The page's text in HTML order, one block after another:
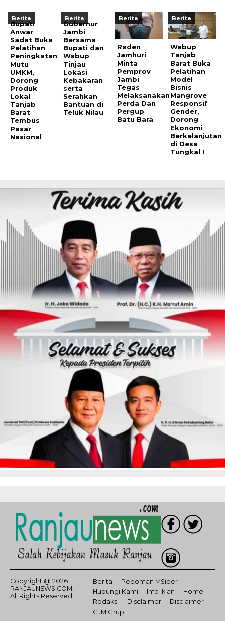
Berita
Bupati
Anwar
Sadat Buka
Pelatihan
Peningkatan
Mutu
UMKM,
Dorong
Produk
Lokal
Tanjab
Barat
Tembus
Pasar
Nasional
Berita
Gubernur
Jambi
Bersama
Bupati dan
Wabup
Tinjau
Lokasi
Kebakaran
serta
Serahkan
Bantuan di
Teluk Nilau
Berita
Raden
Jamhuri
Minta
Pemprov
Jambi
Tegas
Melaksanakan
Perda Dan
Pergup
Batu Bara
Berita
Wabup
Tanjab
Barat Buka
Pelatihan
Model
Bisnis
Mangrove
Responsif
Gender,
Dorong
Ekonomi
Berkelanjutan
di Desa
Tungkal I
Copyright @ 2026
RANJAUNEWS,COM,
All Rights Reserved
Berita
Pedoman MSiber
Hubungi Kami
Info Iklan
Home
Redaksi
Disclaimer
Disclaimer
GJM Grup